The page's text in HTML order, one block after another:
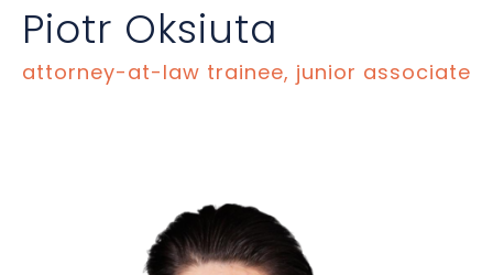
Piotr Oksiuta
attorney-at-law trainee, junior associate